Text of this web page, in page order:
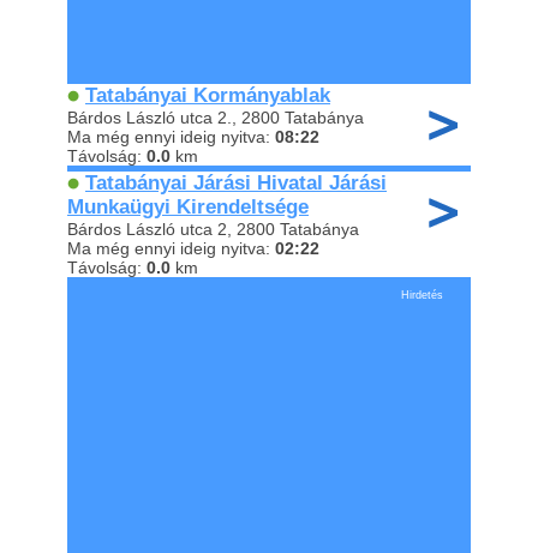
Tatabányai Kormányablak
Bárdos László utca 2., 2800 Tatabánya
Ma még ennyi ideig nyitva: 08:22
Távolság: 0.0 km
Tatabányai Járási Hivatal Járási
Munkaügyi Kirendeltsége
Bárdos László utca 2, 2800 Tatabánya
Ma még ennyi ideig nyitva: 02:22
Távolság: 0.0 km
Hirdetés